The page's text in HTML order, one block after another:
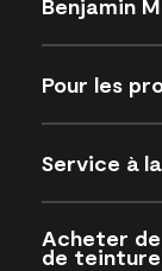
Benjamin
Pour les
Service à
Acheter
de teinture